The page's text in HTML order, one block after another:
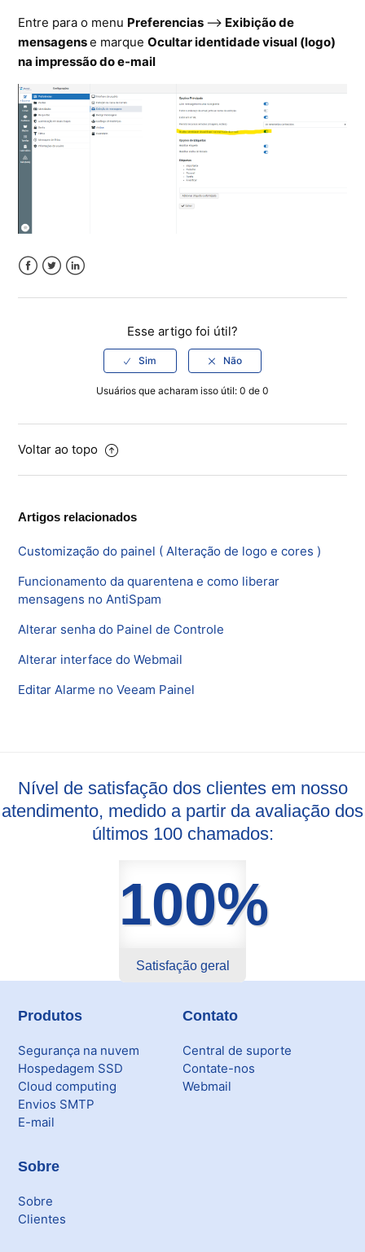
Entre para o menu Preferencias --> Exibição de
mensagense marqueOcultar identidade visual (logo)
na impressão do e-mail
Esse artigo foi útil?
Usuários que acharam isso útil: 0 de 0
Voltar ao topo
Artigos relacionados
Customização do painel ( Alteração de logo e cores )
Funcionamento da quarentena e como liberar
mensagens no AntiSpam
Alterar senha do Painel de Controle
Alterar interface do Webmail
Editar Alarme no Veeam Painel
Nível de satisfação dos clientes em nosso
atendimento, medido a partir da avaliação dos
últimos 100 chamados:
100%
Satisfação geral
Produtos
Segurança na nuvem
Hospedagem SSD
Cloud computing
Envios SMTP
E-mail
Contato
Central de suporte
Contate-nos
Webmail
Sobre
Sobre
Clientes